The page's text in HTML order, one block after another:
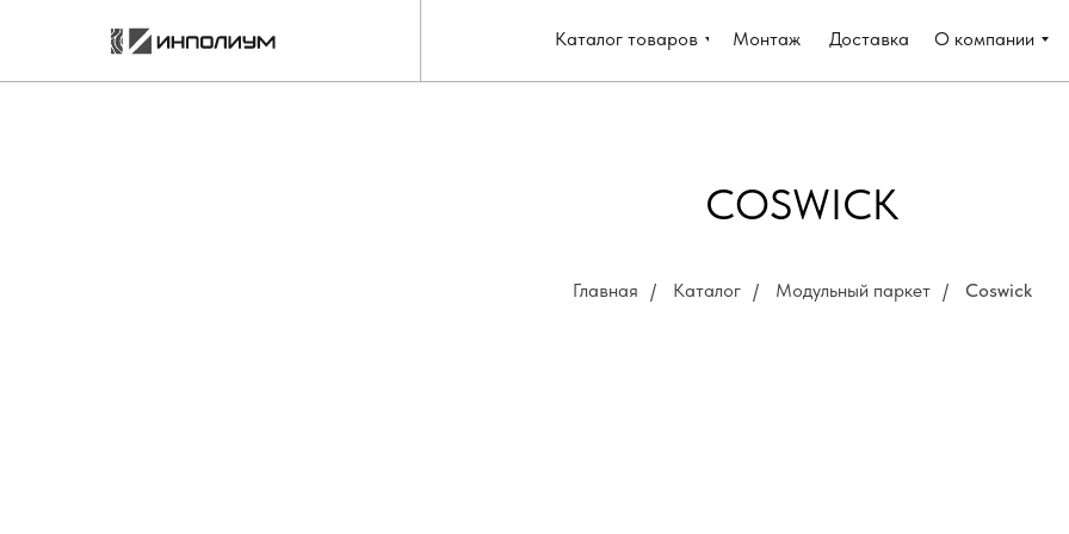
Каталог товаров Монтаж Доставка О компании
COSWICK
Главная / Каталог / Модульный паркет / Coswick